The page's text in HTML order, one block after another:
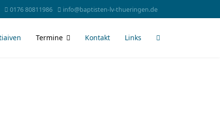
0176 80811986 info@baptisten-lv-thueringen.de
Termine Kontakt Links